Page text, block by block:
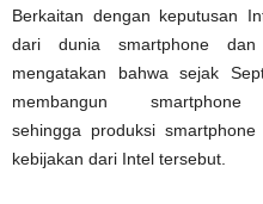
Berkaitan dengan keputusan
dari dunia smartphone dan
mengatakan bahwa sejak
membangun
sehingga produksi
kebijakan dari Intel tersebut.